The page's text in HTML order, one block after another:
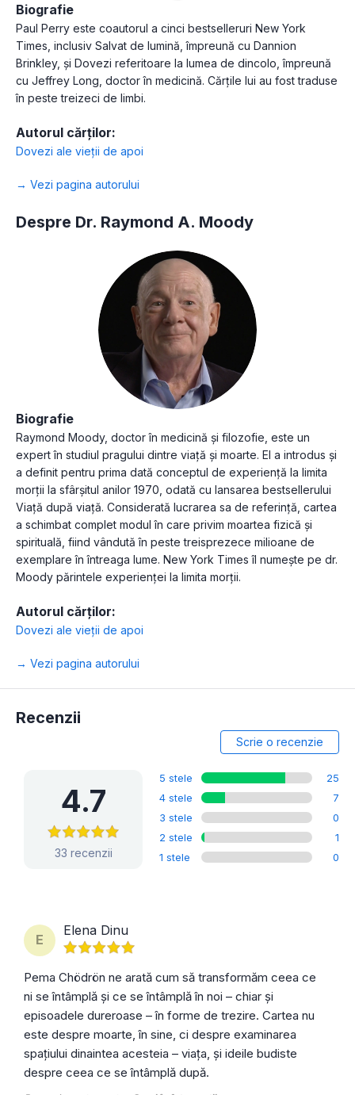
Biografie
Paul Perry este coautorul a cinci bestselleruri New York
Times, inclusiv Salvat de lumină, împreună cu Dannion
Brinkley, și Dovezi referitoare la lumea de dincolo, împreună
cu Jeffrey Long, doctor în medicină. Cărțile lui au fost traduse
în peste treizeci de limbi.
Autorul cărților:
Dovezi ale vieții de apoi
→ Vezi pagina autorului
Despre Dr. Raymond A. Moody
Biografie
Raymond Moody, doctor în medicină și filozofie, este un
expert în studiul pragului dintre viață și moarte. El a introdus și
a definit pentru prima dată conceptul de experiență la limita
morții la sfârșitul anilor 1970, odată cu lansarea bestsellerului
Viață după viață. Considerată lucrarea sa de referință, cartea
a schimbat complet modul în care privim moartea fizică și
spirituală, fiind vândută în peste treisprezece milioane de
exemplare în întreaga lume. New York Times îl numește pe dr.
Moody părintele experienței la limita morții.
Autorul cărților:
Dovezi ale vieții de apoi
→ Vezi pagina autorului
Recenzii
Scrie o recenzie
4.7
33 recenzii
5 stele
25
4 stele
7
3 stele
0
2 stele
1
1 stele
0
E
Elena Dinu
Pema Chödrön ne arată cum să transformăm ceea ce
ni se întâmplă și ce se întâmplă în noi – chiar și
episoadele dureroase – în forme de trezire. Cartea nu
este despre moarte, în sine, ci despre examinarea
spațiului dinaintea acesteia – viața, și ideile budiste
despre ceea ce se întâmplă după.